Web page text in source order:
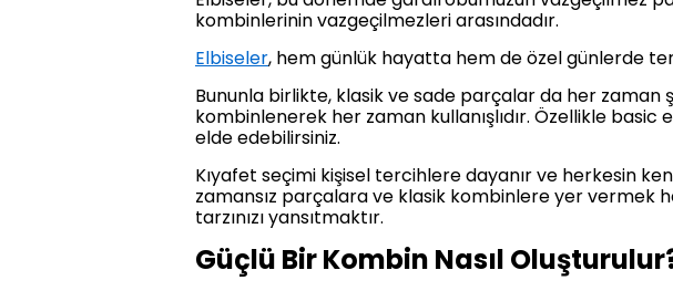
kombinlerinin vazgeçilmezleri arasındadır.
Elbiseler, hem günlük hayatta hem de özel günlerde
Bununla birlikte, klasik ve sade parçalar da her
kombinlenerek her zaman kullanışlıdır. Özellikle
elde edebilirsiniz.
Kıyafet seçimi kişisel tercihlere dayanır ve herkesin
zamansız parçalara ve klasik kombinlere yer vermek
tarzınızı yansıtmaktır.
Güçlü Bir Kombin Nasıl